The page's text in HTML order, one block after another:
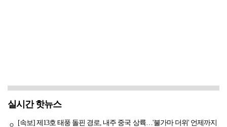
실시간 핫뉴스
[속보] 제13호 태풍 돌핀 경로, 내주 중국 상륙…'불가마 더위' 언제까지